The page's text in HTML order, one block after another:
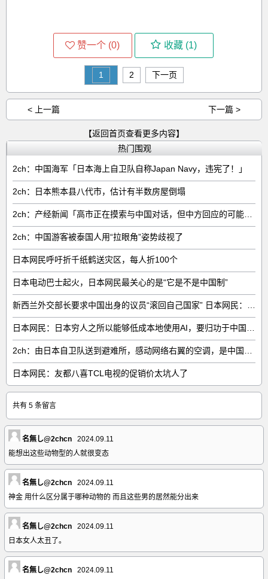
赞一个 (0) 收藏 (1)
1 2 下一页
< 上一篇 下一篇 >
【返回首页查看更多内容】
热门围观
2ch：中国海军「日本海上自卫队自称Japan Navy，违宪了！」
2ch：日本熊本县八代市，估计有半数房屋倒塌
2ch：中国游客被泰国人用“拉眼角”姿势歧视了
日本网民呼吁折千纸鹤送灾区，每人折100个
日本电动巴士起火，日本网民最关心的是“它是不是中国制”
日本网民：友都八喜TCL电视的促销价太坑人了
共有 5 条留言
名無し@2chcn
2024.09.11
能想出这些动物型的人就很变态
名無し@2chcn
2024.09.11
神金 用什么区分属于哪种动物的 而且这些男的居然能分出来
名無し@2chcn
2024.09.11
日本女人太丑了。
名無し@2chcn
2024.09.11